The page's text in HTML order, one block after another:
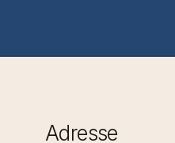
Adresse